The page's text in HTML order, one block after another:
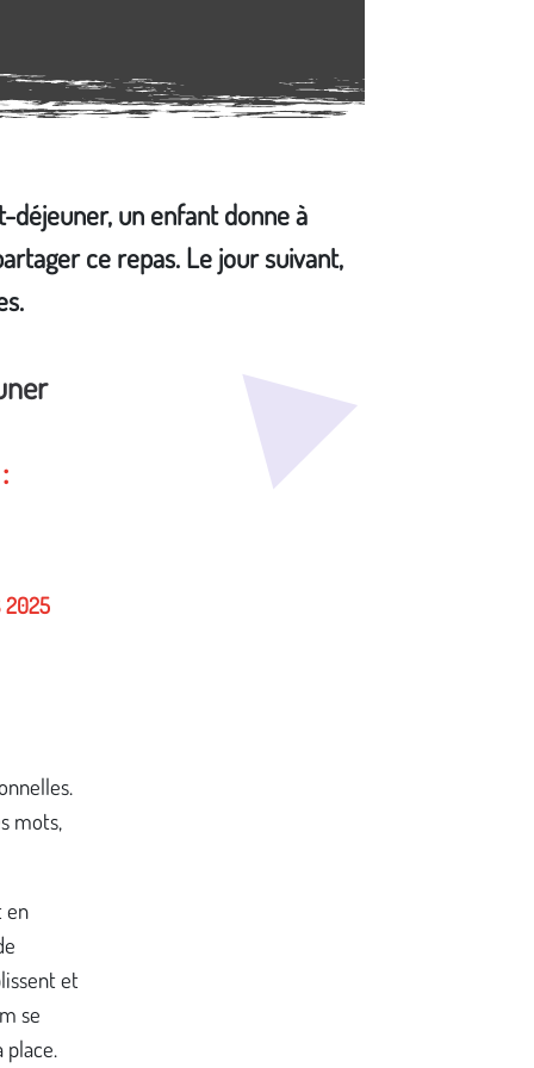
un enfant donne à
ce repas. Le jour suivant,
2025
mots,
en
et
se
place.